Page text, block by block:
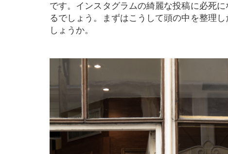
です。インスタグラムの綺麗な投稿に必死
るでしょう。まずはこうして頭の中を整理
しょうか。